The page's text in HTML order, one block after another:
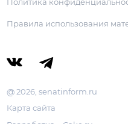
Политика
Правила использования
@ 2026, senatinform.ru
Карта сайта